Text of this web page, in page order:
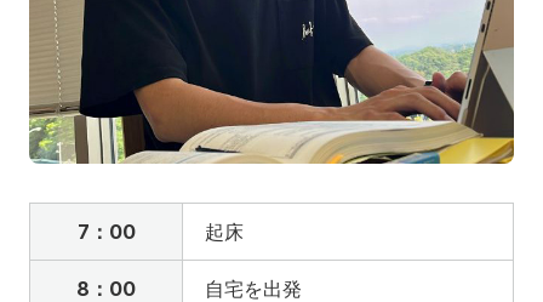
7：00 起床
8：00 自宅を出発